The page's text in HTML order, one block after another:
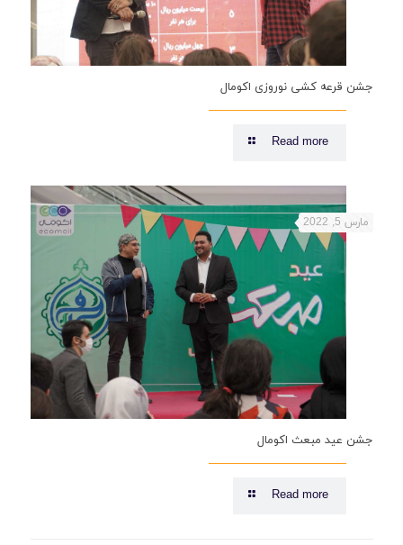
جشن قرعه کشی نوروزی اکومال
Read more
مارس 5, 2022
جشن عید مبعث اکومال
Read more